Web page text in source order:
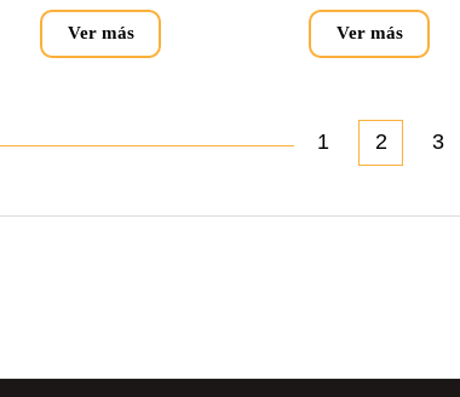
Ver más Ver más
1 2 3